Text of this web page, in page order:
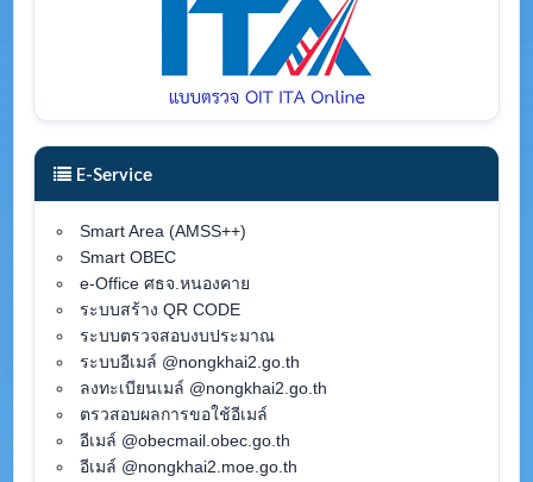
E-Service
Smart Area (AMSS++)
Smart OBEC
e-Office ศธจ.หนองคาย
ระบบสร้าง QR CODE
ระบบตรวจสอบงบประมาณ
ระบบอีเมล์ @nongkhai2.go.th
ลงทะเบียนเมล์ @nongkhai2.go.th
ตรวสอบผลการขอใช้อีเมล์
อีเมล์ @obecmail.obec.go.th
อีเมล์ @nongkhai2.moe.go.th